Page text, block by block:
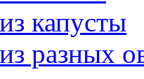
капусты
разных